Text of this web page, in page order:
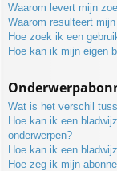
Waarom levert mijn
Waarom resulteert
Hoe zoek ik een
Hoe kan ik mijn eigen
Wat is het verschil
Hoe kan ik een
onderwerpen?
Hoe kan ik een
Hoe zeg ik mijn